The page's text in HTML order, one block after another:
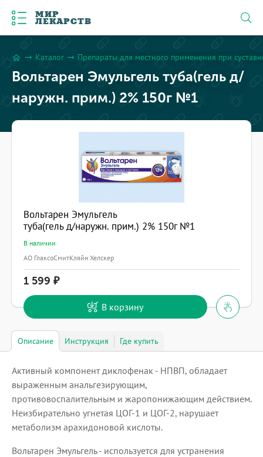
МИР
ЛЕКАРСТВ
home arrow_right_alt Каталог arrow_right_alt Препараты для местного применения при
Вольтарен Эмульгель туба(гель д/
наружн. прим.) 2% 150г №1
Вольтарен Эмульгель
туба(гель д/наружн. прим.) 2% 150г №1
В наличии
АО ГлаксоСмитКляйн Хелскер
1 599
В корзину
Описание Инструкция Где купить
Активный компонент диклофенак - НПВП, обладает
выраженным анальгезирующим,
противовоспалительным и жаропонижающим действием.
Неизбирательно угнетая ЦОГ-1 и ЦОГ-2, нарушает
метаболизм арахидоновой кислоты.
Вольтарен Эмульгель - используется для устранения